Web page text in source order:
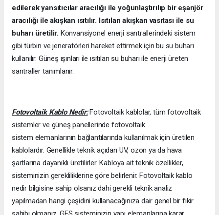
edilerek yansıtıcılar aracılığı ile yoğunlaştırılıp bir eşanjör
aracılığı ile akışkan ısıtılır. Isıtılan akışkan vasıtası ile su
buharı üretilir. Konvansiyonel enerji santrallerindeki sistem
gibi türbin ve jeneratörleri hareket ettirmek için bu su buharı
kullanılır. Güneş ışınları ile ısıtılan su buharı ile enerji üreten
santraller tanımlanır.
Fotovoltaik Kablo Nedir:Fotovoltaik kablolar, tüm fotovoltaik
sistemler ve güneş panellerinde fotovoltaik
sistem elemanlarının bağlantılarında kullanılmak için üretilen
kablolardır. Genellikle teknik açıdan UV, ozon ya da hava
şartlarına dayanıklı üretilirler. Kabloya ait teknik özellikler,
sisteminizin gerekliliklerine göre belirlenir. Fotovoltaik kablo
nedir bilgisine sahip olsanız dahi gerekli teknik analiz
yapılmadan hangi çeşidini kullanacağınıza dair genel bir fikir